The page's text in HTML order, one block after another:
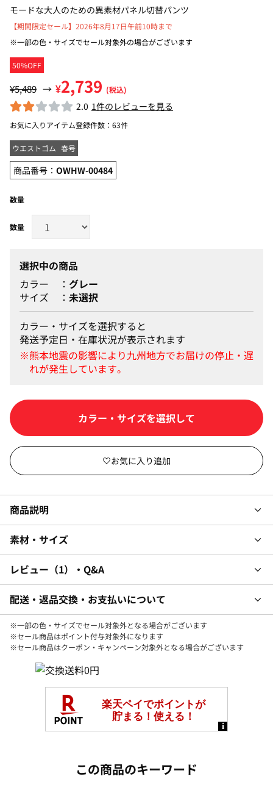
モードな大人のための異素材パネル切替パンツ
50%OFF
【期間限定セール】2026年8月17日午前10時まで
※一部の色・サイズでセール対象外の場合がございます
¥5,489 → ¥2,739 (税込)
2.0 1件のレビューを見る
お気に入りアイテム登録件数： 63件
ウエストゴム 春号
商品番号： OWHW-00484
数量
選択中の商品
カラー
グレー
サイズ
未選択
カラー・サイズを選択すると
発送予定日・在庫状況が表示されます
商品説明
素材・サイズ
レビュー 1 ・Q&A
配送・返品交換・お支払いについて
※一部の色・サイズでセール対象外となる場合がございます
※セール商品はポイント付与対象外になります
※セール商品はクーポン・キャンペーン対象外となる場合がございます
この商品のキーワード